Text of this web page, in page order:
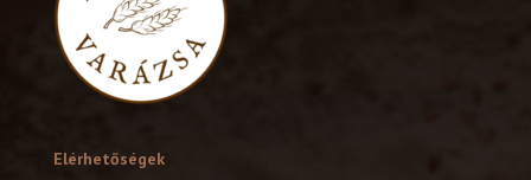
Elérhetőségek